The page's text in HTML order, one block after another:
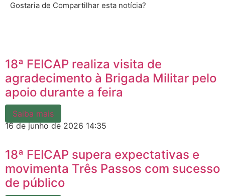
Gostaria de Compartilhar esta notícia?
18ª FEICAP realiza visita de
agradecimento à Brigada Militar pelo
apoio durante a feira
Saiba mais
16 de junho de 2026 14:35
18ª FEICAP supera expectativas e
movimenta Três Passos com sucesso
de público